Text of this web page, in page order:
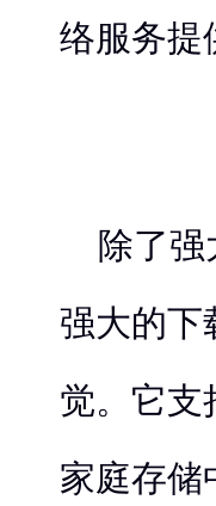
络服务提
除了
强大的下
觉。它支
家庭存储